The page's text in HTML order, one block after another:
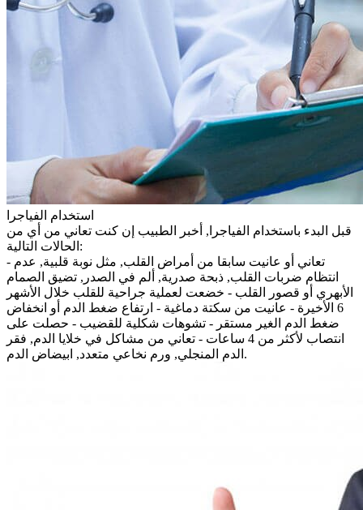
استخدام الفياجرا
قبل البدء باستخدام الفياجرا, أخبر الطبيب إن كنت تعاني من أي من
الحالات التالية:
- تعاني أو عانيت سابقا من أمراض القلب, مثل نوبة قلبية, عدم
انتظام ضربات القلب, ذبحة صدرية, ألم في الصدر, تضيق الصمام
الأبهري أو قصور القلب - خضعت لعملية جراحية للقلب خلال الأشهر
6 الأخيرة - عانيت من سكتة دماغية - ارتفاع ضغط الدم أو انخفاض
ضغط الدم الغير مستقر - تشوهات شكلية للقضيب - حصلت على
انتصاب لأكثر من 4 ساعات - تعاني من مشاكل في خلايا الدم, فقر
الدم المنجلي, ورم نخاعي متعدد, ابيضاض الدم.